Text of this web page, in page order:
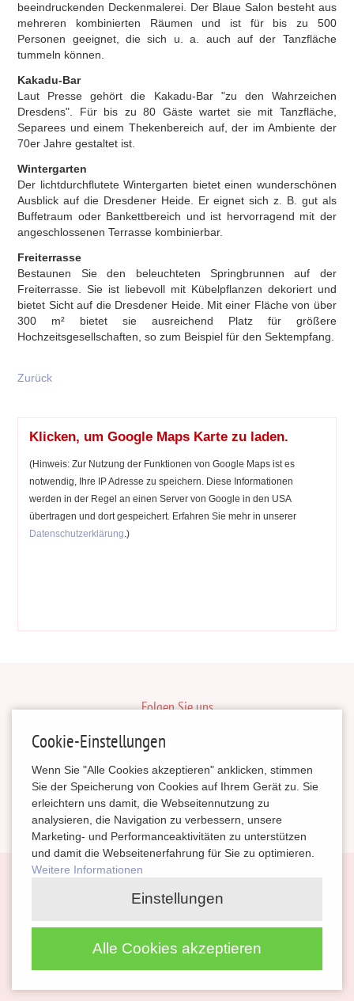
beeindruckenden Deckenmalerei. Der Blaue Salon besteht aus
mehreren kombinierten Räumen und ist für bis zu 500
Personen geeignet, die sich u. a. auch auf der Tanzfläche
tummeln können.
Kakadu-Bar
Laut Presse gehört die Kakadu-Bar "zu den Wahrzeichen
Dresdens". Für bis zu 80 Gäste wartet sie mit Tanzfläche,
Separees und einem Thekenbereich auf, der im Ambiente der
70er Jahre gestaltet ist.
Wintergarten
Der lichtdurchflutete Wintergarten bietet einen wunderschönen
Ausblick auf die Dresdener Heide. Er eignet sich z. B. gut als
Buffetraum oder Bankettbereich und ist hervorragend mit der
angeschlossenen Terrasse kombinierbar.
Freiterrasse
Bestaunen Sie den beleuchteten Springbrunnen auf der
Freiterrasse. Sie ist liebevoll mit Kübelpflanzen dekoriert und
bietet Sicht auf die Dresdener Heide. Mit einer Fläche von über
300 m² bietet sie ausreichend Platz für größere
Hochzeitsgesellschaften, so zum Beispiel für den Sektempfang.
Zurück
Klicken, um Google Maps Karte zu laden.
(Hinweis: Zur Nutzung der Funktionen von Google Maps ist es
notwendig, Ihre IP Adresse zu speichern. Diese Informationen
werden in der Regel an einen Server von Google in den USA
übertragen und dort gespeichert. Erfahren Sie mehr in unserer
Datenschutzerklärung .)
Folgen Sie uns
HochzeitinSachsen
HeiratenSachsenAnhalt
magazinheiraten
Kontakt
Impressum
Datenschutz
Cookie-Einstellungen
Wenn Sie "Alle Cookies akzeptieren" anklicken, stimmen
Sie der Speicherung von Cookies auf Ihrem Gerät zu. Sie
erleichtern uns damit, die Webseitennutzung zu
analysieren, die Navigation zu verbessern, unsere
Marketing- und Performanceaktivitäten zu unterstützen
und damit die Webseitenerfahrung für Sie zu optimieren.
Weitere Informationen
Einstellungen
Alle Cookies akzeptieren